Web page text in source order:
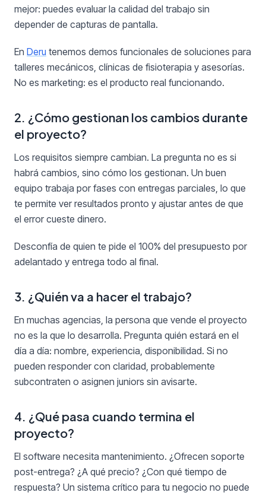
mejor: puedes evaluar la calidad del trabajo sin
depender de capturas de pantalla.
En Deru tenemos demos funcionales de soluciones para
talleres mecánicos, clínicas de fisioterapia y asesorías.
No es marketing: es el producto real funcionando.
2. ¿Cómo gestionan los cambios durante
el proyecto?
Los requisitos siempre cambian. La pregunta no es si
habrá cambios, sino cómo los gestionan. Un buen
equipo trabaja por fases con entregas parciales, lo que
te permite ver resultados pronto y ajustar antes de que
el error cueste dinero.
Desconfía de quien te pide el 100% del presupuesto por
adelantado y entrega todo al final.
3. ¿Quién va a hacer el trabajo?
En muchas agencias, la persona que vende el proyecto
no es la que lo desarrolla. Pregunta quién estará en el
día a día: nombre, experiencia, disponibilidad. Si no
pueden responder con claridad, probablemente
subcontraten o asignen juniors sin avisarte.
4. ¿Qué pasa cuando termina el
proyecto?
El software necesita mantenimiento. ¿Ofrecen soporte
post-entrega? ¿A qué precio? ¿Con qué tiempo de
respuesta? Un sistema crítico para tu negocio no puede